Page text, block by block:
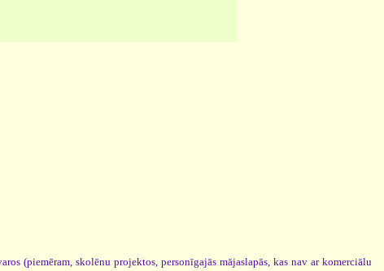
(piemēram, skolēnu projektos, personīgajās mājaslapās, kas nav ar komerciālu